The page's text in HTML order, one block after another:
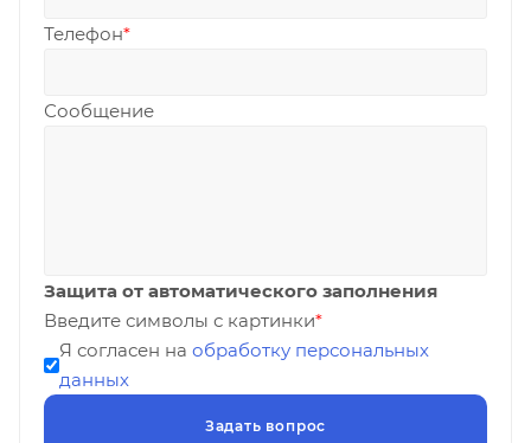
Телефон*
Сообщение
Защита от автоматического заполнения
Введите символы с картинки*
Я согласен на обработку персональных
данных